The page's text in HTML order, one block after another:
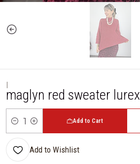
|
maglyn red sweater lurex
Quantity
Add to Cart
Add to Wishlist